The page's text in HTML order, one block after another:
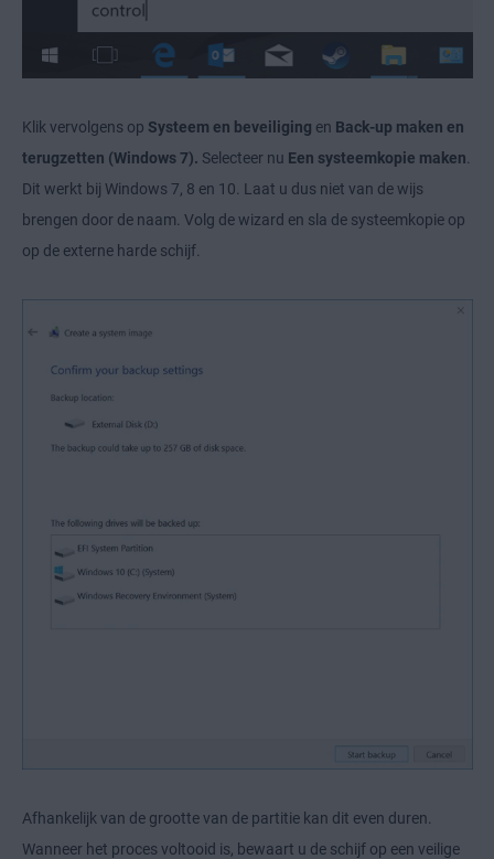
Klik vervolgens op Systeem en beveiliging en Back-up maken en
terugzetten (Windows 7). Selecteer nu Een systeemkopie maken.
Dit werkt bij Windows 7, 8 en 10. Laat u dus niet van de wijs
brengen door de naam. Volg de wizard en sla de systeemkopie op
op de externe harde schijf.
Afhankelijk van de grootte van de partitie kan dit even duren.
Wanneer het proces voltooid is, bewaart u de schijf op een veilige